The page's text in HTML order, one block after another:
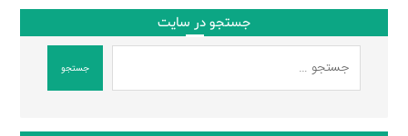
جستجو در سایت
جستجو